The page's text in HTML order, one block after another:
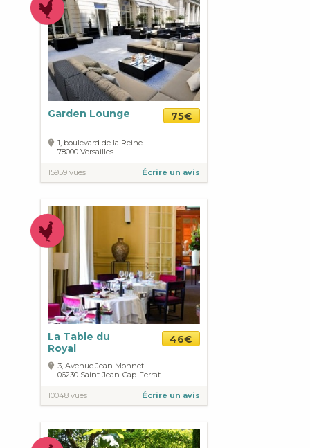
Garden Lounge 75€
1, boulevard de la Reine
78000 Versailles
15959 vues Écrire un avis
La Table du
Royal
46€
3, Avenue Jean Monnet
06230 Saint-Jean-Cap-Ferrat
10048 vues Écrire un avis